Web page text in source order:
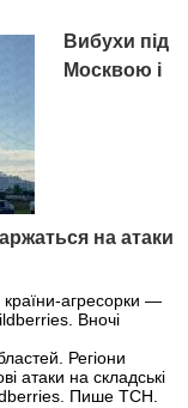
Вибухи під
Москвою і
на атаки
агресорки —
Вночі
Регіони
атаки на складські
Пише ТСН.